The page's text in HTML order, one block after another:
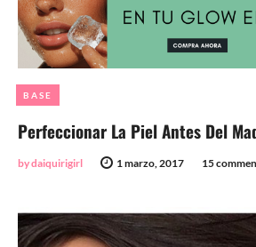
Perfeccionar La Piel Antes Del
by daiquirigirl 1 marzo, 2017 15
BASE